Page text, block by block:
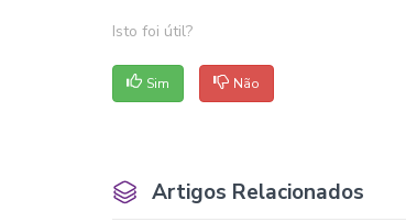
Isto foi útil?
Sim Não
Artigos Relacionados